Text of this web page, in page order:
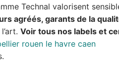
Technal valorisent
agréés, garants de la
Voir tous nos labels et